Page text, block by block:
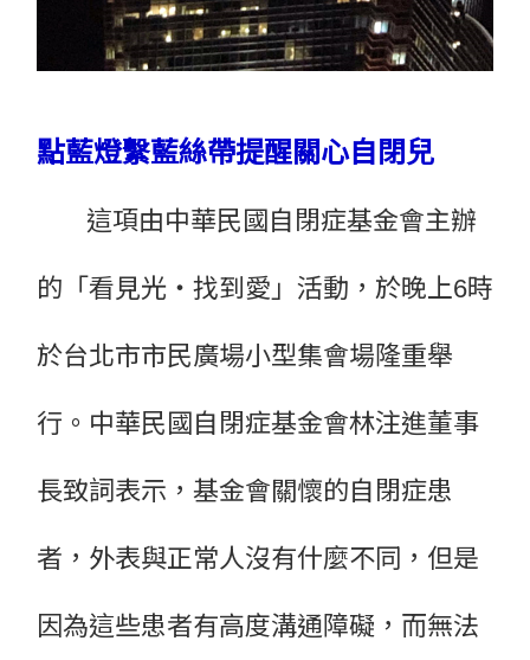
點藍燈繫藍絲帶提醒關心自閉兒
這項由中華民國自閉症基金會主辦
的「看見光‧找到愛」活動，於晚上6時
於台北市市民廣場小型集會場隆重舉
行。中華民國自閉症基金會林注進董事
長致詞表示，基金會關懷的自閉症患
者，外表與正常人沒有什麼不同，但是
因為這些患者有高度溝通障礙，而無法